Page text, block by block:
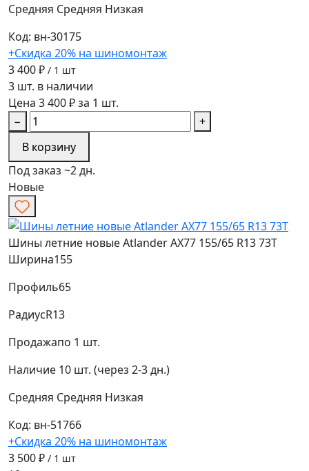
Средняя Средняя Низкая
Код: вн-30175
+Скидка 20% на шиномонтаж
3 400 ₽ / 1 шт
3 шт. в наличии
Цена 3 400 ₽ за 1 шт.
−
+
В корзину
Под заказ ~2 дн.
Новые
Шины летние новые Atlander AX77 155/65 R13 73T
Ширина155
Профиль65
РадиусR13
Продажапо 1 шт.
Наличие 10 шт. (через 2-3 дн.)
Средняя Средняя Низкая
Код: вн-51766
+Скидка 20% на шиномонтаж
3 500 ₽ / 1 шт